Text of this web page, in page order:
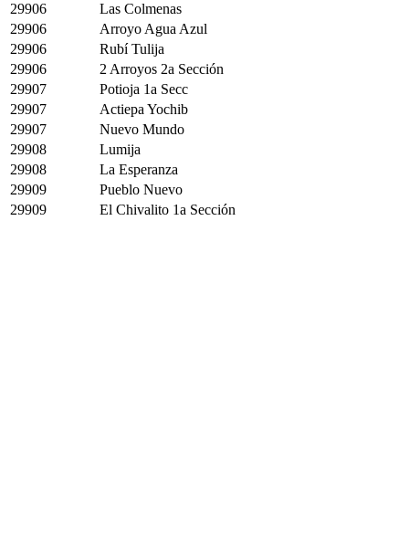
29906
Las Colmenas
29906
Arroyo Agua Azul
29906
Rubí Tulija
29906
2 Arroyos 2a Sección
29907
Potioja 1a Secc
29907
Actiepa Yochib
29907
Nuevo Mundo
29908
Lumija
29908
La Esperanza
29909
Pueblo Nuevo
29909
El Chivalito 1a Sección